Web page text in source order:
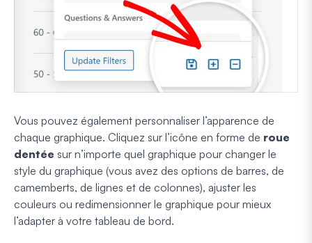
Vous pouvez également personnaliser l’apparence de
chaque graphique. Cliquez sur l’icône en forme de roue
dentée sur n’importe quel graphique pour changer le
style du graphique (vous avez des options de barres, de
camemberts, de lignes et de colonnes), ajuster les
couleurs ou redimensionner le graphique pour mieux
l’adapter à votre tableau de bord.